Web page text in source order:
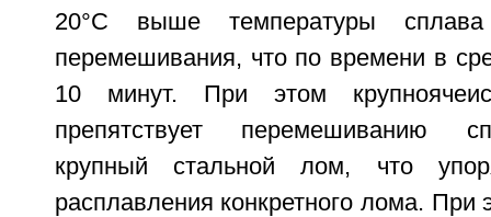
20°C выше температуры
перемешивания, что по времени в
10 минут. При этом
препятствует перемешиванию
крупный стальной лом, что
расплавления конкретного лома. При